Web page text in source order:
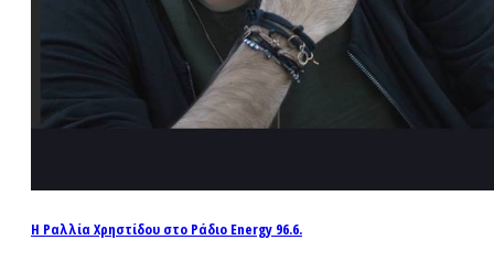
Η Ραλλία Χρηστίδου στο Ράδιο Energy 96.6.